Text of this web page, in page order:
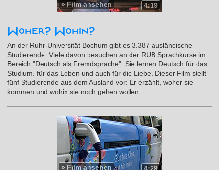
4:19
»Film ansehen
Woher? Wohin?
An der Ruhr-Universität Bochum gibt es 3.387 ausländische
Studierende. Viele davon besuchen an der RUB Sprachkurse im
Bereich "Deutsch als Fremdsprache": Sie lernen Deutsch für das
Studium, für das Leben und auch für die Liebe. Dieser Film stellt
fünf Studierende aus dem Ausland vor: Er erzählt, woher sie
kommen und wohin sie noch gehen wollen.
4:29
»Film ansehen